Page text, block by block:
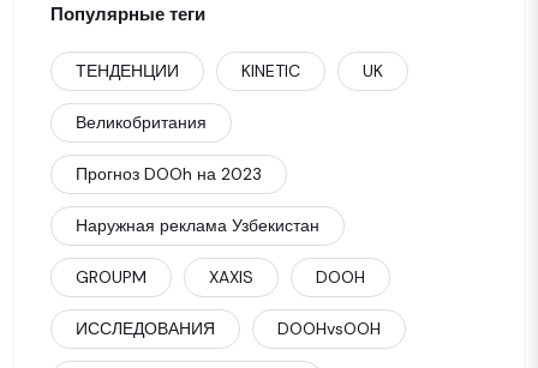
Популярные теги
ТЕНДЕНЦИИ KINETIC UK
Великобритания
Прогноз DOOh на 2023
Наружная реклама Узбекистан
GROUPM XAXIS DOOH
ИССЛЕДОВАНИЯ DOOHvsOOH